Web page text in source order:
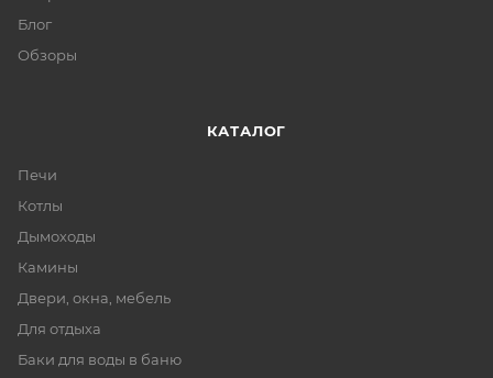
Блог
Обзоры
КАТАЛОГ
Печи
Котлы
Дымоходы
Камины
Двери, окна, мебель
Для отдыха
Баки для воды в баню